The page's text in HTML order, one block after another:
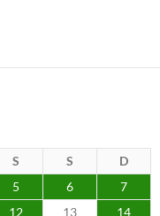
S S
D
5 6
7
12 13 14